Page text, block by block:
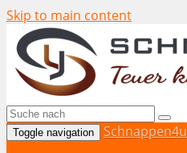
Skip to main content
Toggle navigation
Schnappen4u